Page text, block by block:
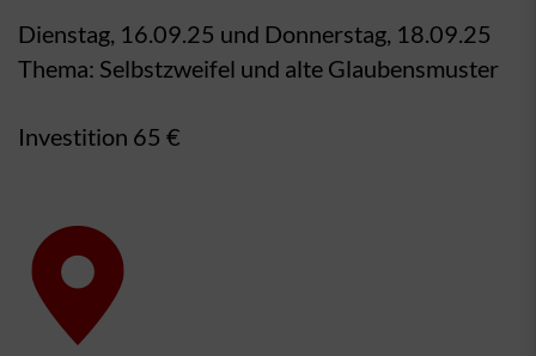
Dienstag, 16.09.25 und Donnerstag, 18.09.25
Thema: Selbstzweifel und alte Glaubensmuster
Investition 65 €